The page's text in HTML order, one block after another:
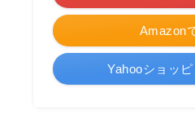
Amazon
Yahooショッ